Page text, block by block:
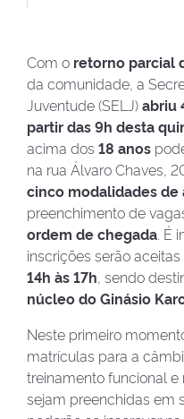
Com o retorno parcial
da comunidade, a
Juventude (SELJ)abriu
partir das 9h desta
acima dos 18 anos
na rua Álvaro Chaves,
cinco modalidades de
preenchimento de
ordem de chegada .
inscrições serão aceitas
14h às 17h , sendo
núcleo do Ginásio
Neste primeiro
matrículas para a
treinamento funcional e
sejam preenchidas em